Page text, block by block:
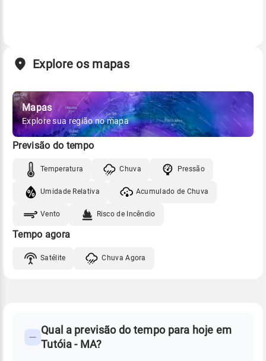
Explore os mapas
Mapas
Explore sua região no mapa
Previsão do tempo
Temperatura Chuva Pressão
Umidade Relativa Acumulado de Chuva
Vento Risco de Incêndio
Tempo agora
Satélite Chuva Agora
TEMPO
Perguntas
Qual a previsão do tempo para hoje em
Tutóia - MA?